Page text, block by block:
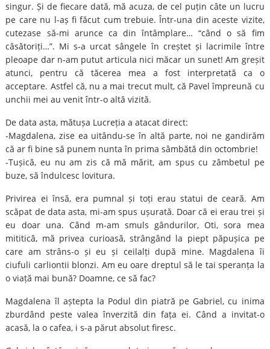
singur. Și de fiecare dată, mă acuza, de cel puțin câte un lucru
pe care nu l-aș fi făcut cum trebuie. Într-una din aceste vizite,
cutezase să-mi arunce ca din întâmplare… “când o să fim
căsătoriți…”. Mi s-a urcat sângele în creștet și lacrimile între
pleoape dar n-am putut articula nici măcar un sunet! Am greșit
atunci, pentru că tăcerea mea a fost interpretată ca o
acceptare. Astfel că, nu a mai trecut mult, că Pavel împreună cu
unchii mei au venit într-o altă vizită.
De data asta, mătușa Lucreția a atacat direct:
-Magdalena, zise ea uitându-se în altă parte, noi ne gandirăm
că ar fi bine să punem nunta în prima sâmbătă din octombrie!
-Tușică, eu nu am zis că mă mărit, am spus cu zâmbetul pe
buze, să îndulcesc lovitura.
Privirea ei însă, era pumnal și toți erau statui de ceară. Am
scăpat de data asta, mi-am spus ușurată. Doar că ei erau trei și
eu doar una. Când m-am smuls gândurilor, Oti, sora mea
mititică, mă privea curioasă, strângând la piept păpușica pe
care am strâns-o și eu și ceilalți după mine. Magdalena îi
ciufuli carliontii blonzi. Am eu oare dreptul să le tai speranța la
o viață mai bună? Doamne, ce să fac?
Magdalena îl aștepta la Podul din piatră pe Gabriel, cu inima
zburdând peste valea înverzită din fața ei. Când a invitat-o
acasă, la o cafea, i s-a părut absolut firesc.